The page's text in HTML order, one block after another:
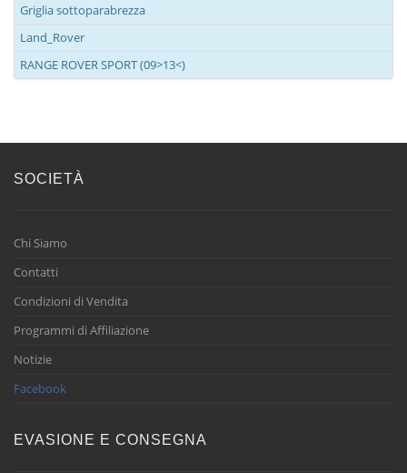
Griglia sottoparabrezza
Land_Rover
RANGE ROVER SPORT (09>13<)
SOCIETÀ
Chi Siamo
Contatti
Condizioni di Vendita
Programmi di Affiliazione
Notizie
Facebook
EVASIONE E CONSEGNA